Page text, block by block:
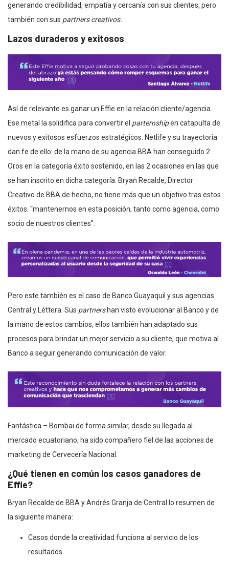
generando credibilidad, empatía y cercanía con sus clientes, pero
también con sus partners creativos.
Lazos duraderos y exitosos
Así de relevante es ganar un Effie en la relación cliente/agencia.
Ese metal la solidifica para convertir el parternshipen catapulta de
nuevos y exitosos esfuerzos estratégicos. Netlife y su trayectoria
dan fe de ello: de la mano de su agencia BBA han conseguido 2
Oros en la categoría éxito sostenido, en las 2 ocasiones en las que
se han inscrito en dicha categoría. Bryan Recalde, Director
Creativo de BBA de hecho, no tiene más que un objetivo tras estos
éxitos: “mantenernos en esta posición, tanto como agencia, como
socio de nuestros clientes”.
Pero este también es el caso de Banco Guayaquil y sus agencias
Central y Léttera. Sus partnershan visto evolucionar al Banco y de
la mano de estos cambios, ellos también han adaptado sus
procesos para brindar un mejor servicio a su cliente, que motiva al
Banco a seguir generando comunicación de valor.
Fantástica – Bombai de forma similar, desde su llegada al
mercado ecuatoriano, ha sido compañero fiel de las acciones de
marketing de Cervecería Nacional.
¿Qué tienen en común los casos ganadores de
Effie?
Bryan Recalde de BBA y Andrés Granja de Central lo resumen de
la siguiente manera:
Casos donde la creatividad funciona al servicio de los
resultados.